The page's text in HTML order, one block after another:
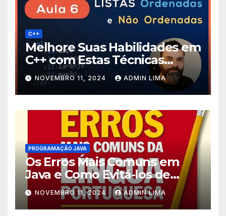
C++
Melhore Suas Habilidades em
C++ com Estas Técnicas
Avançadas de Programação!
NOVEMBRO 11, 2024 ADMIN LIMA
PROGRAMAÇÃO JAVA
Os Erros Mais Comuns em
Java e Como Evitá-los de
Forma Simples!
NOVEMBRO 11, 2024 ADMIN LIMA